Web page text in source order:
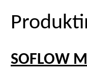
SOFLOW